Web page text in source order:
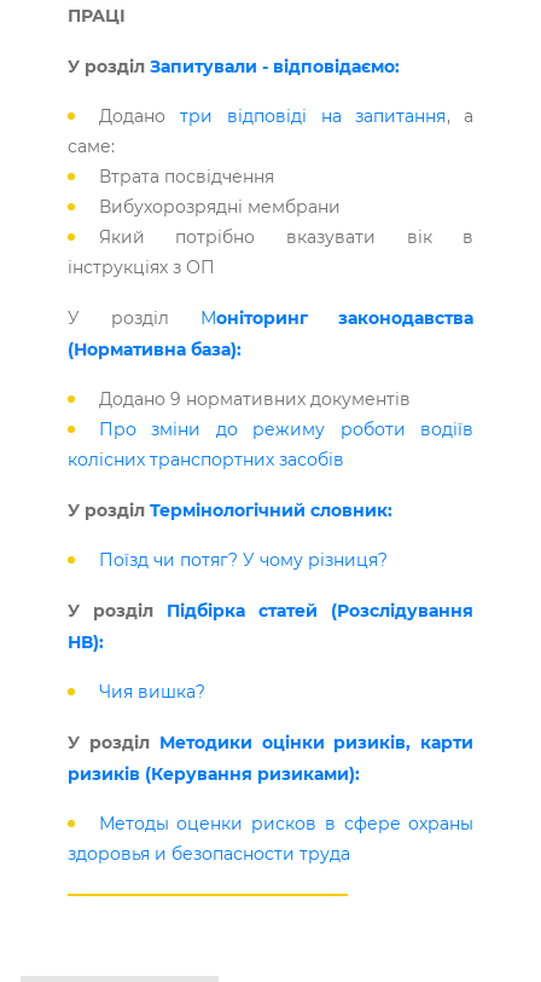
ПРАЦІ
У розділ Запитували - відповідаємо:
Додано три відповіді на запитання, а
саме:
Втрата посвідчення
Вибухорозрядні мембрани
Який потрібно вказувати вік в
інструкціях з ОП
У розділ Моніторинг законодавства
(Нормативна база):
Додано 9 нормативних документів
Про зміни до режиму роботи водіїв
колісних транспортних засобів
У розділ Термінологічний словник:
Поїзд чи потяг? У чому різниця?
У розділ Підбірка статей (Розслідування
НВ):
Чия вишка?
У розділ Методики оцінки ризиків, карти
ризиків (Керування ризиками):
Методы оценки рисков в сфере охраны
здоровья и безопасности труда